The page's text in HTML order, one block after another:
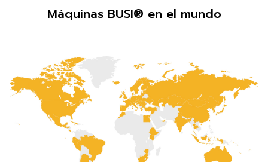
Máquinas BUSI® en el mundo